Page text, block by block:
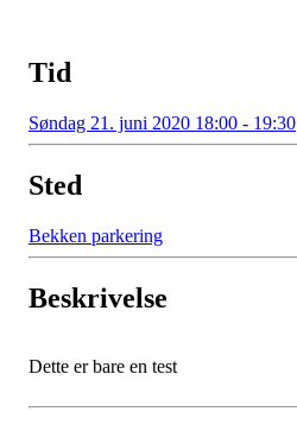
Tid
Søndag 21. juni 2020 18:00 - 19:30
Sted
Bekken parkering
Beskrivelse
Dette er bare en test